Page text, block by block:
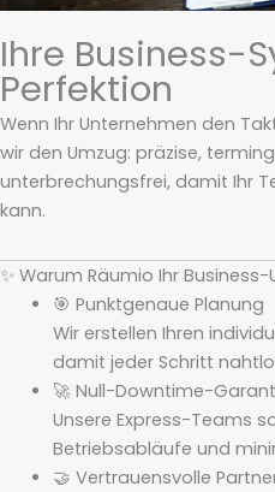
Ihre Business-
Perfektion
Wenn Ihr Unternehmen den
wir den Umzug: präzise,
unterbrechungsfrei, damit Ihr
kann.
✨ Warum Räumio Ihr
🎯 Punktgenaue Planung
Wir erstellen Ihren
damit jeder Schritt
🚀 Null-Downtime-
Unsere Express-Teams
Betriebsabläufe und
🤝 Vertrauensvolle